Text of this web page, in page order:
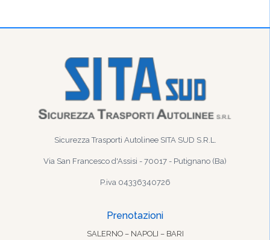
Sicurezza Trasporti Autolinee SITA SUD S.R.L.
Via San Francesco d'Assisi - 70017 - Putignano (Ba)
P.iva 04336340726
Prenotazioni
SALERNO – NAPOLI – BARI